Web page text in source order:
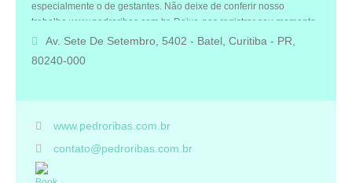
especialmente o de gestantes. Não deixe de conferir nosso
trabalho www.pedroribas.com.br. Deixe-nos registrar seu momento
mais especial. Também fotografamos festas e eventos.
Av. Sete De Setembro, 5402 - Batel, Curitiba - PR,
80240-000
www.pedroribas.com.br
contato@pedroribas.com.br